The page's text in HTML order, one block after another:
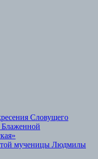
Словущего
Блаженной
мученицы Людмилы